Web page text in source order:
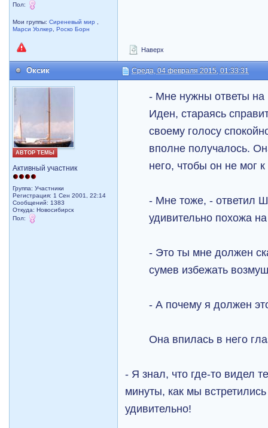
Пол:
Мои группы:Сиреневый мир
Марси Уолкер
,Роско Борн
Наверх
Оксик Среда, 04 февраля 2015, 01:33:31
АВТОР ТЕМЫ
Активный участник
Группа: Участники
Регистрация: 1 Сен 2001, 22:14
Сообщений: 1383
Откуда: Новосибирск
Пол:
- Мне нужны ответы на
Иден, стараясь
своему голосу
вполне получалось.
него, чтобы он не мог
- Мне тоже, - ответил
удивительно похожа
- Это ты мне должен
сумев избежать
- А почему я должен
Она впилась в него
- Я знал, что где-то видел
минуты, как мы
удивительно!